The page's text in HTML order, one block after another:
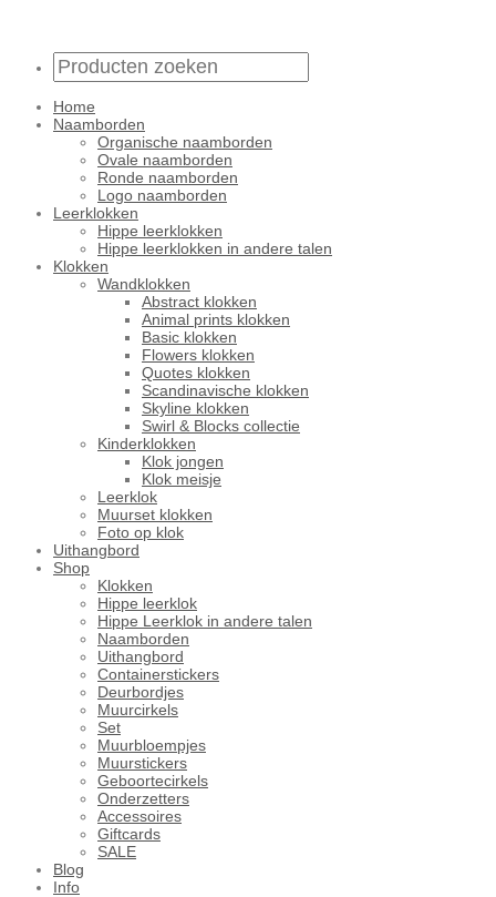
Home
Naamborden
Organische naamborden
Ovale naamborden
Ronde naamborden
Logo naamborden
Leerklokken
Hippe leerklokken
Hippe leerklokken in andere talen
Klokken
Wandklokken
Abstract klokken
Animal prints klokken
Basic klokken
Flowers klokken
Quotes klokken
Scandinavische klokken
Skyline klokken
Swirl & Blocks collectie
Kinderklokken
Klok jongen
Klok meisje
Leerklok
Muurset klokken
Foto op klok
Uithangbord
Shop
Klokken
Hippe leerklok
Hippe Leerklok in andere talen
Naamborden
Uithangbord
Containerstickers
Deurbordjes
Muurcirkels
Set
Muurbloempjes
Muurstickers
Geboortecirkels
Onderzetters
Accessoires
Giftcards
SALE
Blog
Info